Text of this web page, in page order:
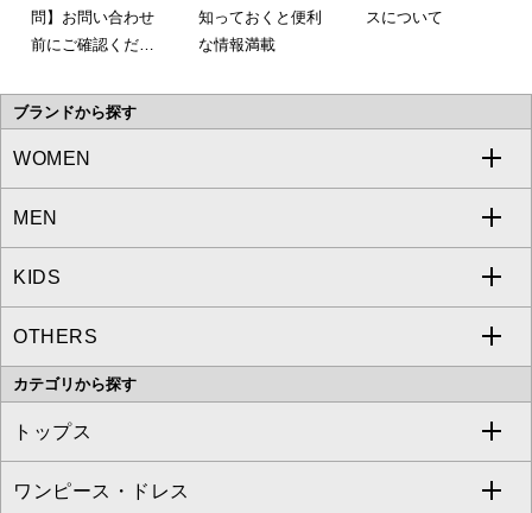
問】お問い合わせ
前にご確認くださ
知っておくと便利
な情報満載
スについて
ブランドから探す
WOMEN
a.v.v
MICHEL KLEIN
MK MICHEL KLEIN
OFUON le MK
MEN
a.v.v
MICHEL KLEIN HOMME
MK MICHEL KLEIN HOMME
KIDS
a.v.v
OTHERS
MK MICHEL KLEIN BAG
カテゴリから探す
トップス
すべてのトップス
ワンピース・ドレス